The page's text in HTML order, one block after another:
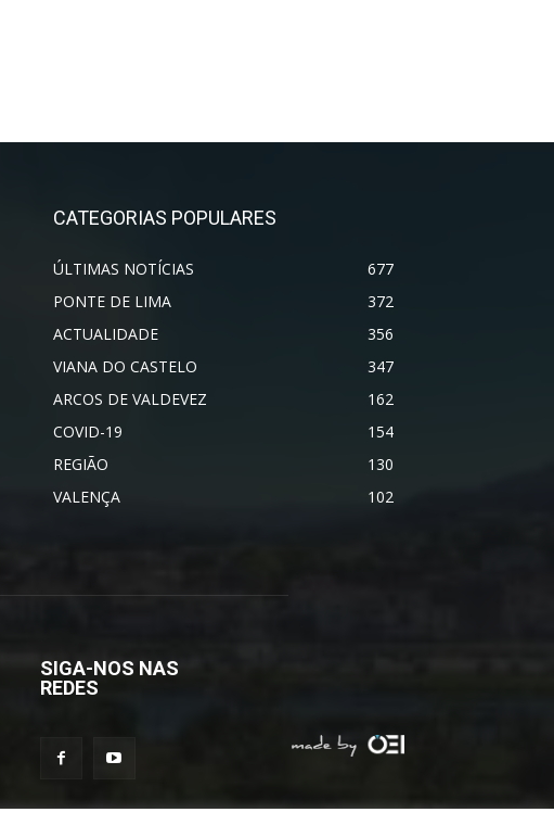
CATEGORIAS POPULARES
ÚLTIMAS NOTÍCIAS
677
PONTE DE LIMA
372
ACTUALIDADE
356
VIANA DO CASTELO
347
ARCOS DE VALDEVEZ
162
COVID-19
154
REGIÃO
130
VALENÇA
102
SIGA-NOS NAS
REDES